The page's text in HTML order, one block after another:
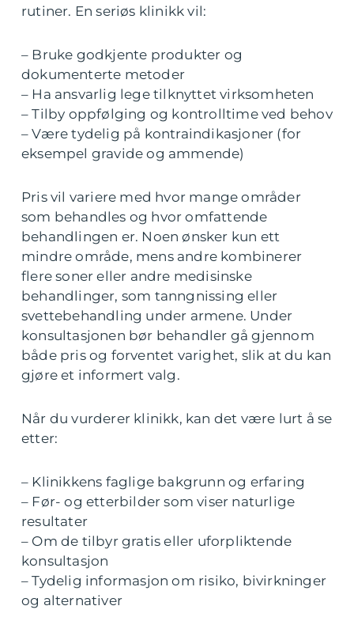
rutiner. En seriøs klinikk vil:
– Bruke godkjente produkter og
dokumenterte metoder
– Ha ansvarlig lege tilknyttet virksomheten
– Tilby oppfølging og kontrolltime ved behov
– Være tydelig på kontraindikasjoner (for
eksempel gravide og ammende)
Pris vil variere med hvor mange områder
som behandles og hvor omfattende
behandlingen er. Noen ønsker kun ett
mindre område, mens andre kombinerer
flere soner eller andre medisinske
behandlinger, som tanngnissing eller
svettebehandling under armene. Under
konsultasjonen bør behandler gå gjennom
både pris og forventet varighet, slik at du kan
gjøre et informert valg.
Når du vurderer klinikk, kan det være lurt å se
etter:
– Klinikkens faglige bakgrunn og erfaring
– Før- og etterbilder som viser naturlige
resultater
– Om de tilbyr gratis eller uforpliktende
konsultasjon
– Tydelig informasjon om risiko, bivirkninger
og alternativer